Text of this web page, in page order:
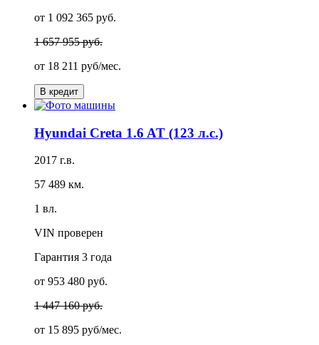
от 1 092 365 руб.
1 657 955 руб.
от 18 211 руб/мес.
В кредит
Hyundai Creta 1.6 AT (123 л.с.)
2017 г.в.
57 489 км.
1 вл.
VIN проверен
Гарантия 3 года
от 953 480 руб.
1 447 160 руб.
от 15 895 руб/мес.